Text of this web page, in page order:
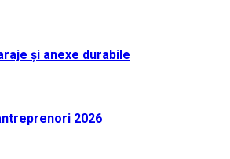
și anexe durabile
2026